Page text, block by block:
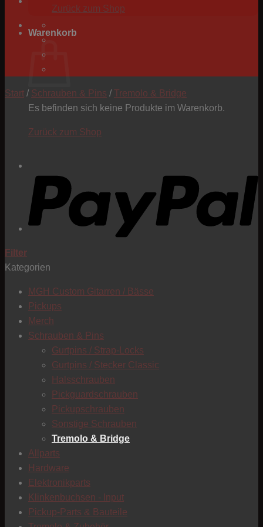
Zurück zum Shop
Warenkorb
Es befinden sich keine Produkte im Warenkorb.
Zurück zum Shop
Start / Schrauben & Pins / Tremolo & Bridge
Filter
Kategorien
MGH Custom Gitarren / Bässe
Pickups
Merch
Schrauben & Pins
Gurtpins / Strap-Locks
Gurtpins / Stecker Classic
Halsschrauben
Pickguardschrauben
Pickupschrauben
Sonstige Schrauben
Tremolo & Bridge
Allparts
Hardware
Elektronikparts
Klinkenbuchsen - Input
Pickup-Parts & Bauteile